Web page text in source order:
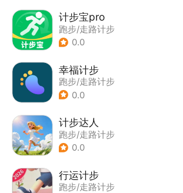
计步宝pro
跑步/走路计步
0.0
幸福计步
跑步/走路计步
0.0
计步达人
跑步/走路计步
0.0
行运计步
跑步/走路计步